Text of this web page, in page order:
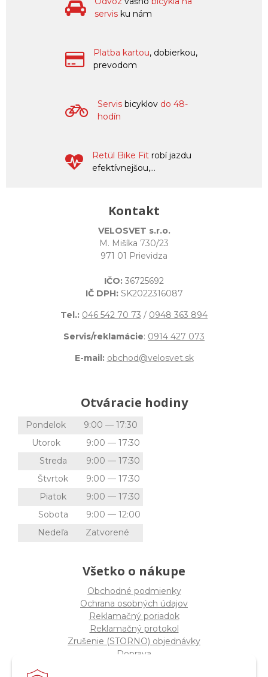
servis ku nám
Platba kartou, dobierkou,
prevodom
Servis bicyklov do 48-
hodín
Retül Bike Fit robí jazdu
efektívnejšou,...
Kontakt
VELOSVET s.r.o.
M. Mišíka 730/23
971 01 Prievidza
IČO: 36725692
IČ DPH: SK2022316087
Tel.: 046 542 70 73 / 0948 363 894
Servis/reklamácie: 0914 427 073
E-mail: obchod@velosvet.sk
Otváracie hodiny
Pondelok
9:00 — 17:30
Utorok
9:00 — 17:30
Streda
9:00 — 17:30
Štvrtok
9:00 — 17:30
Piatok
9:00 — 17:30
Sobota
9:00 — 12:00
Nedeľa
Zatvorené
Všetko o nákupe
Obchodné podmienky
Ochrana osobných údajov
Reklamačný poriadok
Reklamačný protokol
Zrušenie (STORNO) objednávky
Doprava